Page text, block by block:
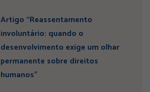
Artigo “Reassentamento
involuntário: quando o
desenvolvimento exige um olhar
permanente sobre direitos
humanos”